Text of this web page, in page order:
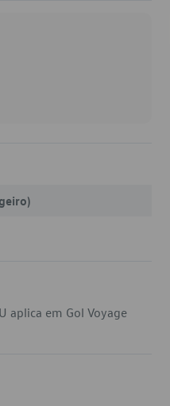
aplica em Gol Voyage